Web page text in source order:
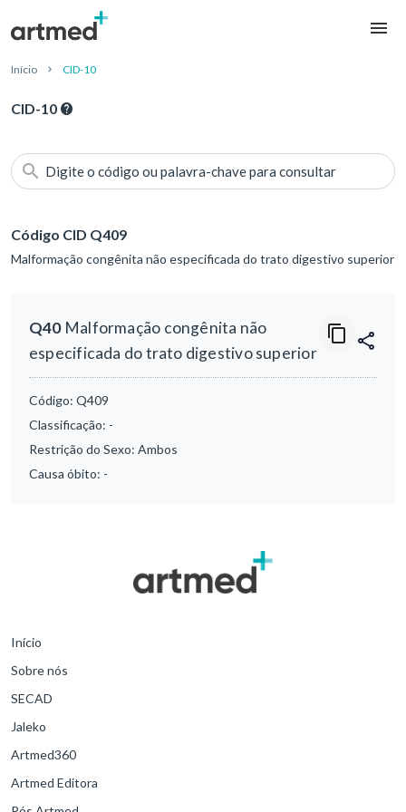
Início CID-10
CID-10
Digite o código ou palavra-chave para consultar
Código CID Q409
Malformação congênita não especificada do trato digestivo superior
Q40Malformação congênita não
especificada do trato digestivo superior
Código: Q409
Classificação: -
Restrição do Sexo: Ambos
Causa óbito: -
Início
Sobre nós
SECAD
Jaleko
Artmed360
Artmed Editora